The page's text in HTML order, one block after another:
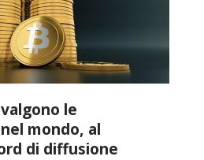
le
mondo, al
di diffusione